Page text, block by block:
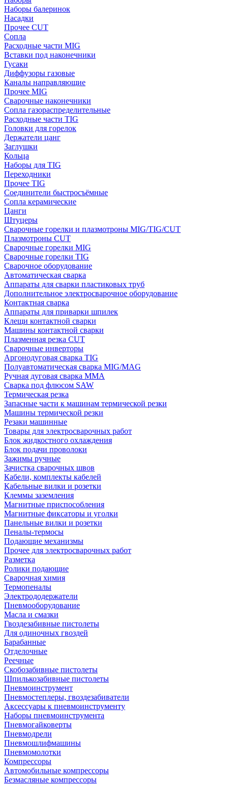
Наборы балеринок
Насадки
Прочее CUT
Сопла
Расходные части MIG
Вставки под наконечники
Гусаки
Диффузоры газовые
Каналы направляющие
Прочее MIG
Сварочные наконечники
Сопла газораспределительные
Расходные части TIG
Головки для горелок
Держатели цанг
Заглушки
Кольца
Наборы для TIG
Переходники
Прочее TIG
Соединители быстросъёмные
Сопла керамические
Цанги
Штуцеры
Сварочные горелки и плазмотроны MIG/TIG/CUT
Плазмотроны CUT
Сварочные горелки MIG
Сварочные горелки TIG
Сварочное оборудование
Автоматическая сварка
Аппараты для сварки пластиковых труб
Дополнительное электросварочное оборудование
Контактная сварка
Аппараты для приварки шпилек
Клещи контактной сварки
Машины контактной сварки
Плазменная резка CUT
Сварочные инверторы
Аргонодуговая сварка TIG
Полуавтоматическая сварка MIG/MAG
Ручная дуговая сварка MMA
Сварка под флюсом SAW
Термическая резка
Запасные части к машинам термической резки
Машины термической резки
Резаки машинные
Товары для электросварочных работ
Блок жидкостного охлаждения
Блок подачи проволоки
Зажимы ручные
Зачистка сварочных швов
Кабели, комплекты кабелей
Кабельные вилки и розетки
Клеммы заземления
Магнитные приспособления
Магнитные фиксаторы и уголки
Панельные вилки и розетки
Пеналы-термосы
Подающие механизмы
Прочее для электросварочных работ
Разметка
Ролики подающие
Сварочная химия
Термопеналы
Электрододержатели
Пневмооборудование
Масла и смазки
Гвоздезабивные пистолеты
Для одиночных гвоздей
Барабанные
Отделочные
Реечные
Скобозабивные пистолеты
Шпилькозабивные пистолеты
Пневмоинструмент
Пневмостеплеры, гвоздезабиватели
Аксессуары к пневмоинструменту
Наборы пневмоинструмента
Пневмогайковерты
Пневмодрели
Пневмошлифмашины
Пневмомолотки
Компрессоры
Автомобильные компрессоры
Безмасляные компрессоры